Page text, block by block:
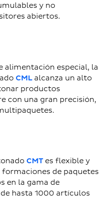
y no
abiertos.
alimentación especial, la
CMLalcanza un alto
productos
con una gran precisión,
CMTes flexible y
de paquetes
en la gama de
hasta 1000 artículos